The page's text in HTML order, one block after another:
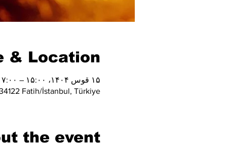
& Location
۱۵ قوس ۱۴۰۴، ۱۵:۰۰ – ۱۷:۰۰
Fatih/İstanbul, Türkiye
the event